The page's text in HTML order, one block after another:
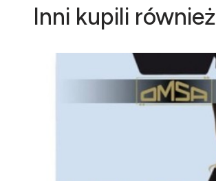
Inni kupili również